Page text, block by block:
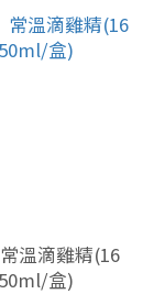
常溫滴雞精(16
盒)